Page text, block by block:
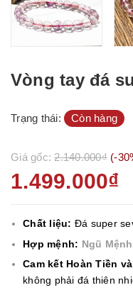
Vòng tay đá
Trạng thái: Còn hàng
Giá gốc:2.140.000₫ (-
1.499.000₫
Chất liệu: Đá super
Hợp mệnh: Ngũ
Cam kết Hoàn Tiền
không phải đá thiên